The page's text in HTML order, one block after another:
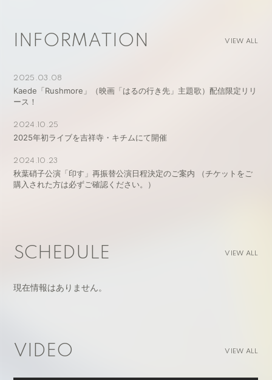
INFORMATION VIEW ALL
2025.03.08
Kaede「Rushmore」（映画「はるの行き先」主題歌）配信限定リリ
ース！
2024.10.25
2025年初ライブを吉祥寺・キチムにて開催
2024.10.23
秋葉硝子公演「印す」再振替公演日程決定のご案内 （チケットをご
購入された方は必ずご確認ください。）
SCHEDULE VIEW ALL
現在情報はありません。
VIDEO VIEW ALL